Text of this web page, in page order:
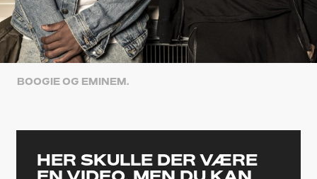
BOOGIE OG EMINEM.
HER SKULLE DER VÆRE